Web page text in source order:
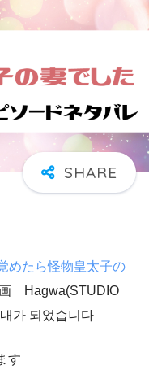
めたら怪物皇太子の
Hagwa(STUDIO
가 되었습니다
す